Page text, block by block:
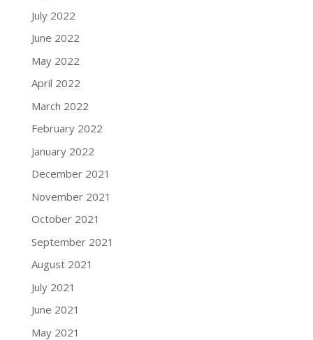
July 2022
June 2022
May 2022
April 2022
March 2022
February 2022
January 2022
December 2021
November 2021
October 2021
September 2021
August 2021
July 2021
June 2021
May 2021